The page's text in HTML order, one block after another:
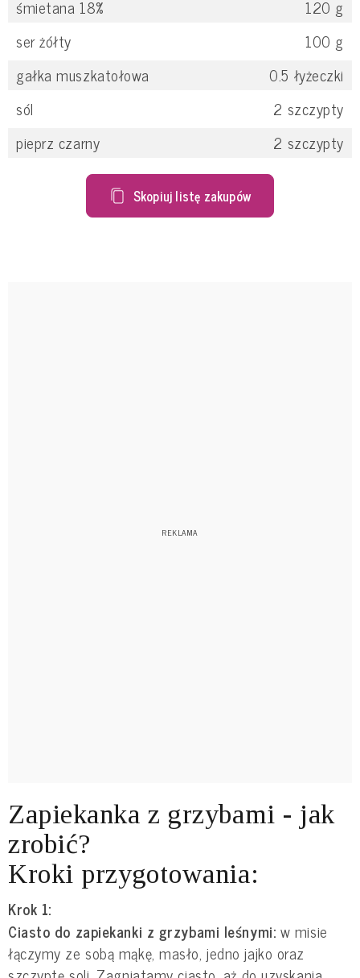
śmietana 18%
120 g
ser żółty
100 g
gałka muszkatołowa
0.5 łyżeczki
sól
2 szczypty
pieprz czarny
2 szczypty
Skopiuj listę zakupów
Zapiekanka z grzybami - jak
zrobić?
Kroki przygotowania:
Krok 1:
Ciasto do zapiekanki z grzybami leśnymi: w misie
łączymy ze sobą mąkę, masło, jedno jajko oraz